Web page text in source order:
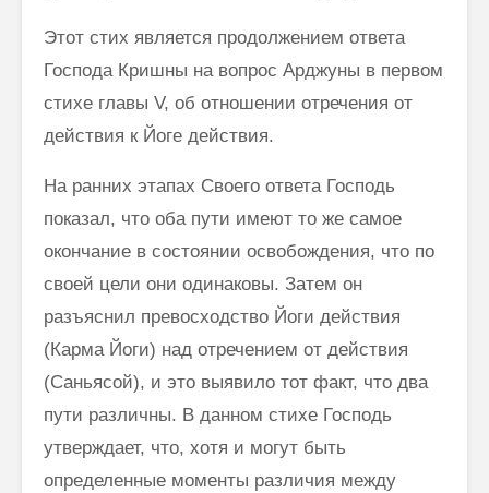
Этот стих является продолжением ответа
Господа Кришны на вопрос Арджуны в первом
стихе главы V, об отношении отречения от
действия к Йоге действия.
На ранних этапах Своего ответа Господь
показал, что оба пути имеют то же самое
окончание в состоянии освобождения, что по
своей цели они одинаковы. Затем он
разъяснил превосходство Йоги действия
(Карма Йоги) над отречением от действия
(Саньясой), и это выявило тот факт, что два
пути различны. В данном стихе Господь
утверждает, что, хотя и могут быть
определенные моменты различия между